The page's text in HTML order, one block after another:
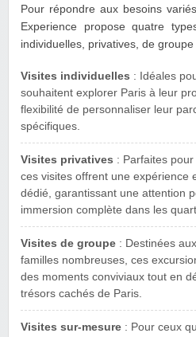
Pour répondre aux besoins
Experience propose quatre
individuelles, privatives, de
Visites individuelles : Idéales
souhaitent explorer Paris à leur
flexibilité de personnaliser leur
spécifiques.
Visites privatives : Parfaites
ces visites offrent une expérience
dédié, garantissant une attention
immersion complète dans les
Visites de groupe : Destinées
familles nombreuses, ces
des moments conviviaux tout en
trésors cachés de Paris.
Visites sur-mesure : Pour ceux